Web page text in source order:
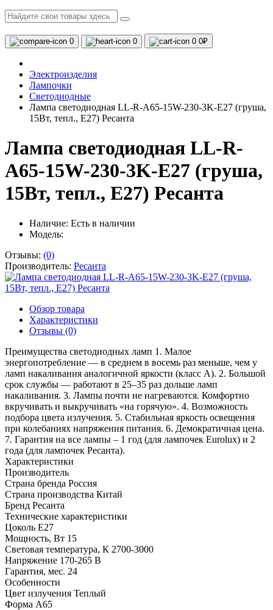
0 0 0 0₽
Электроизделия
Лампочки
Светодиодные
Лампа светодиодная LL-R-A65-15W-230-3K-E27 (груша,
15Вт, тепл., Е27) Ресанта
Лампа светодиодная LL-R-
A65-15W-230-3K-E27 (груша,
15Вт, тепл., Е27) Ресанта
Наличие: Есть в наличии
Модель:
Отзывы: (0)
Производитель: Ресанта
Обзор товара
Характеристики
Отзывы (0)
Преимущества светодиодных ламп 1. Малое
энергопотребление — в среднем в восемь раз меньше, чем у
ламп накаливания аналогичной яркости (класс А). 2. Большой
срок службы — работают в 25–35 раз дольше ламп
накаливания. 3. Лампы почти не нагреваются. Комфортно
вкручивать и выкручивать «на горячую». 4. Возможность
подбора цвета излучения. 5. Стабильная яркость освещения
при колебаниях напряжения питания. 6. Демократичная цена.
7. Гарантия на все лампы – 1 год (для лампочек Eurolux) и 2
года (для лампочек Ресанта).
Характеристики
Производитель
Страна бренда Россия
Страна производства Китай
Бренд Ресанта
Технические характеристики
Цоколь E27
Мощность, Вт 15
Световая температура, К 2700-3000
Напряжение 170-265 В
Гарантия, мес. 24
Особенности
Цвет излучения Теплый
Форма A65